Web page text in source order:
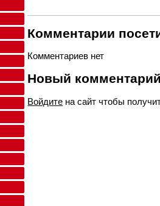
Комментарии
Комментариев нет
Новый
Войдите на сайт чтобы